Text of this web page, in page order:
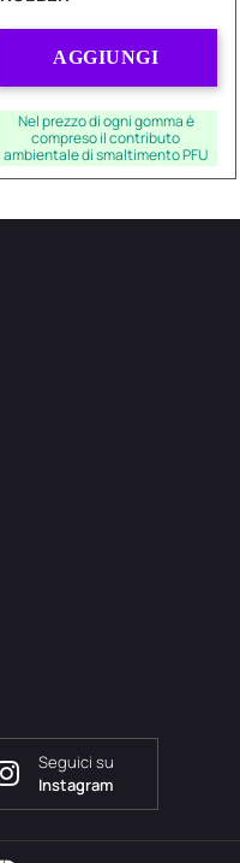
AGGIUNGI
Nel prezzo di ogni gomma è
compreso il contributo
ambientale di smaltimento PFU
Seguici su
Instagram